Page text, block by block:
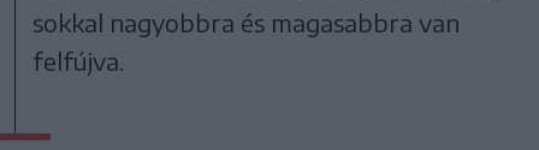
sokkal nagyobbra és magasabbra van
felfújva.